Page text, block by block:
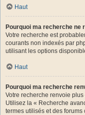
Haut
Pourquoi ma recherche ne
Votre recherche est
courants non indexés par
utilisant les options
Haut
Pourquoi ma recherche
Votre recherche renvoie
Utilisez la « Recherche
termes utilisés et des